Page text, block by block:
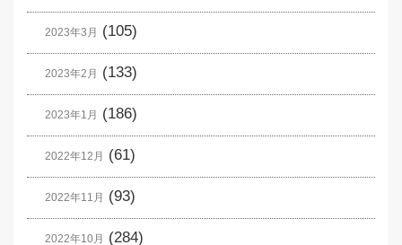
2023年3月 (105)
2023年2月 (133)
2023年1月 (186)
2022年12月 (61)
2022年11月 (93)
2022年10月 (284)